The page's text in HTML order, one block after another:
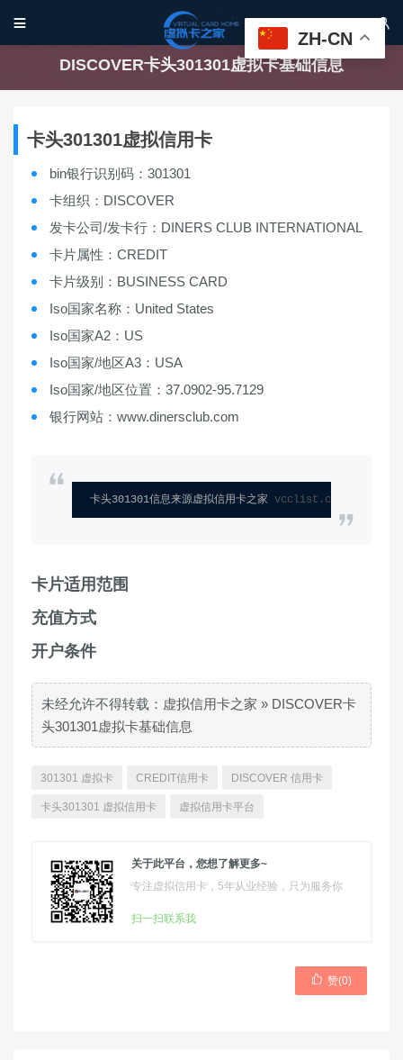
 
DISCOVER卡头301301虚拟卡基础信息
卡头301301虚拟信用卡
bin银行识别码：301301
卡组织：DISCOVER
发卡公司/发卡行：DINERS CLUB INTERNATIONAL
卡片属性：CREDIT
卡片级别：BUSINESS CARD
Iso国家名称：United States
Iso国家A2：US
Iso国家/地区A3：USA
Iso国家/地区位置：37.0902-95.7129
银行网站：www.dinersclub.com
卡头301301信息来源虚拟信用卡之家 vcclist.com
卡片适用范围
充值方式
开户条件
未经允许不得转载： 虚拟信用卡之家 » DISCOVER卡
头301301虚拟卡基础信息
301301 虚拟卡 CREDIT信用卡 DISCOVER 信用卡
卡头301301 虚拟信用卡 虚拟信用卡平台
关于此平台，您想了解更多~
专注虚拟信用卡，5年从业经验，只为服务你
扫一扫联系我
 赞(0)
ZH-CN